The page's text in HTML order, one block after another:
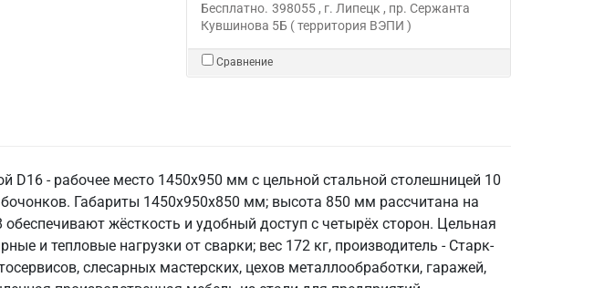
Бесплатно. 398055 , г. Липецк , пр. Сержанта
Кувшинова 5Б ( территория ВЭПИ )
Сравнение
- рабочее место 1450х950 мм с цельной стальной столешницей 10
Габариты 1450х950х850 мм; высота 850 мм рассчитана на
жёсткость и удобный доступ с четырёх сторон. Цельная
и тепловые нагрузки от сварки; вес 172 кг, производитель - Старк-
слесарных мастерских, цехов металлообработки, гаражей,